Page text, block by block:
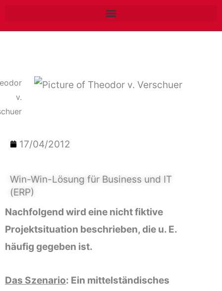
v.
17/04/2012
Win-Win-Lösung für Business und IT
(ERP)
Nachfolgend wird eine nicht fiktive
Projektsituation beschrieben, die u. E.
häufig gegeben ist.
Das Szenario: Ein mittelständisches